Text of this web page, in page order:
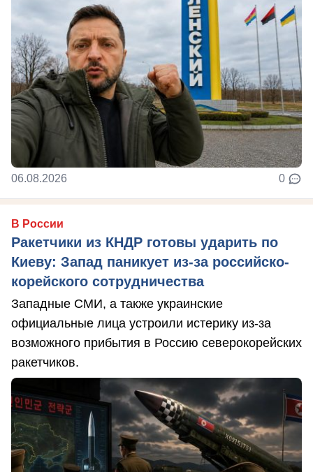
06.08.2026 0
В России
Ракетчики из КНДР готовы ударить по
Киеву: Запад паникует из-за российско-
корейского сотрудничества
Западные СМИ, а также украинские
официальные лица устроили истерику из-за
возможного прибытия в Россию северокорейских
ракетчиков.